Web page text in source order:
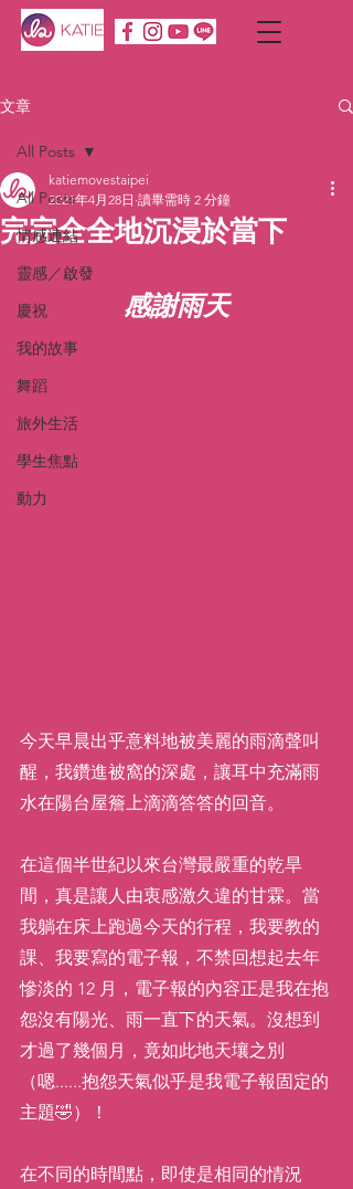
文章
All Posts
情感連結
靈感／啟發
慶祝
我的故事
舞蹈
旅外生活
學生焦點
動力
All Posts
完完全全地沉浸於當下
katiemovestaipei
2021年4月28日 讀畢需時 2 分鐘
感謝雨天
今天早晨出乎意料地被美麗的雨滴聲叫
醒，我鑽進被窩的深處，讓耳中充滿雨
水在陽台屋簷上滴滴答答的回音。
在這個半世紀以來台灣最嚴重的乾旱
間，真是讓人由衷感激久違的甘霖。當
我躺在床上跑過今天的行程，我要教的
課、我要寫的電子報，不禁回想起去年
慘淡的 12 月，電子報的內容正是我在抱
怨沒有陽光、雨一直下的天氣。沒想到
才過了幾個月，竟如此地天壤之別
（嗯......抱怨天氣似乎是我電子報固定的
主題🤣）！
在不同的時間點，即使是相同的情況